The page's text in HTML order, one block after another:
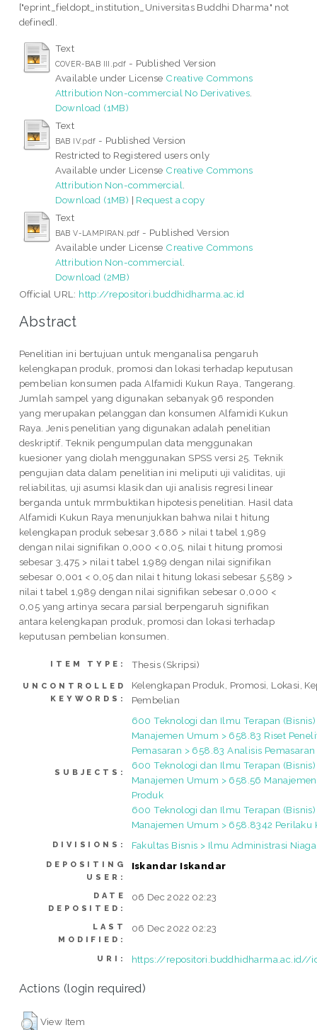
["eprint_fieldopt_institution_Universitas Buddhi Dharma" not
defined].
Text
COVER-BAB III.pdf - Published Version
Available under License Creative Commons
Attribution Non-commercial No Derivatives
Download (1MB)
Text
BAB IV.pdf - Published Version
Restricted to Registered users only
Available under License Creative Commons
Attribution Non-commercial
Download (1MB) | Request a copy
Text
BAB V-LAMPIRAN.pdf - Published Version
Available under License Creative Commons
Attribution Non-commercial
Download (2MB)
Official URL: http://repositori.buddhidharma.ac.id
Abstract
Penelitian ini bertujuan untuk menganalisa pengaruh
kelengkapan produk, promosi dan lokasi terhadap keputusan
pembelian konsumen pada Alfamidi Kukun Raya, Tangerang.
Jumlah sampel yang digunakan sebanyak 96 responden
yang merupakan pelanggan dan konsumen Alfamidi Kukun
Raya. Jenis penelitian yang digunakan adalah penelitian
deskriptif. Teknik pengumpulan data menggunakan
kuesioner yang diolah menggunakan SPSS versi 25. Teknik
pengujian data dalam penelitian ini meliputi uji validitas, uji
reliabilitas, uji asumsi klasik dan uji analisis regresi linear
berganda untuk mrmbuktikan hipotesis penelitian. Hasil data
Alfamidi Kukun Raya menunjukkan bahwa nilai t hitung
kelengkapan produk sebesar 3,686 > nilai t tabel 1,989
dengan nilai signifikan 0,000 < 0,05, nilai t hitung promosi
sebesar 3,475 > nilai t tabel 1,989 dengan nilai signifikan
sebesar 0,001 < 0,05 dan nilai t hitung lokasi sebesar 5,589 >
nilai t tabel 1,989 dengan nilai signifikan sebesar 0,000 <
0,05 yang artinya secara parsial berpengaruh signifikan
antara kelengkapan produk, promosi dan lokasi terhadap
keputusan pembelian konsumen.
ITEM TYPE: Thesis (Skripsi)
UNCONTROLLED
KEYWORDS:
Kelengkapan Produk, Promosi, Lokasi,
Pembelian
SUBJECTS:
600 Teknologi dan Ilmu Terapan
Manajemen Umum > 658.83 Riset
Pemasaran > 658.83 Analisis Pemasaran
600 Teknologi dan Ilmu Terapan
Manajemen Umum > 658.56
Produk
600 Teknologi dan Ilmu Terapan
Manajemen Umum > 658.8342 Perilaku
DIVISIONS: Fakultas Bisnis > Ilmu Administrasi Niaga
DEPOSITING
USER:
Iskandar Iskandar
DATE
DEPOSITED:
06 Dec 2022 02:23
LAST
MODIFIED:
06 Dec 2022 02:23
URI: https://
Actions (login required)
View Item